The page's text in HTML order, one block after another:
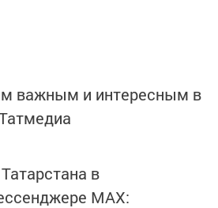
важным и интересным в
в
MАХ: